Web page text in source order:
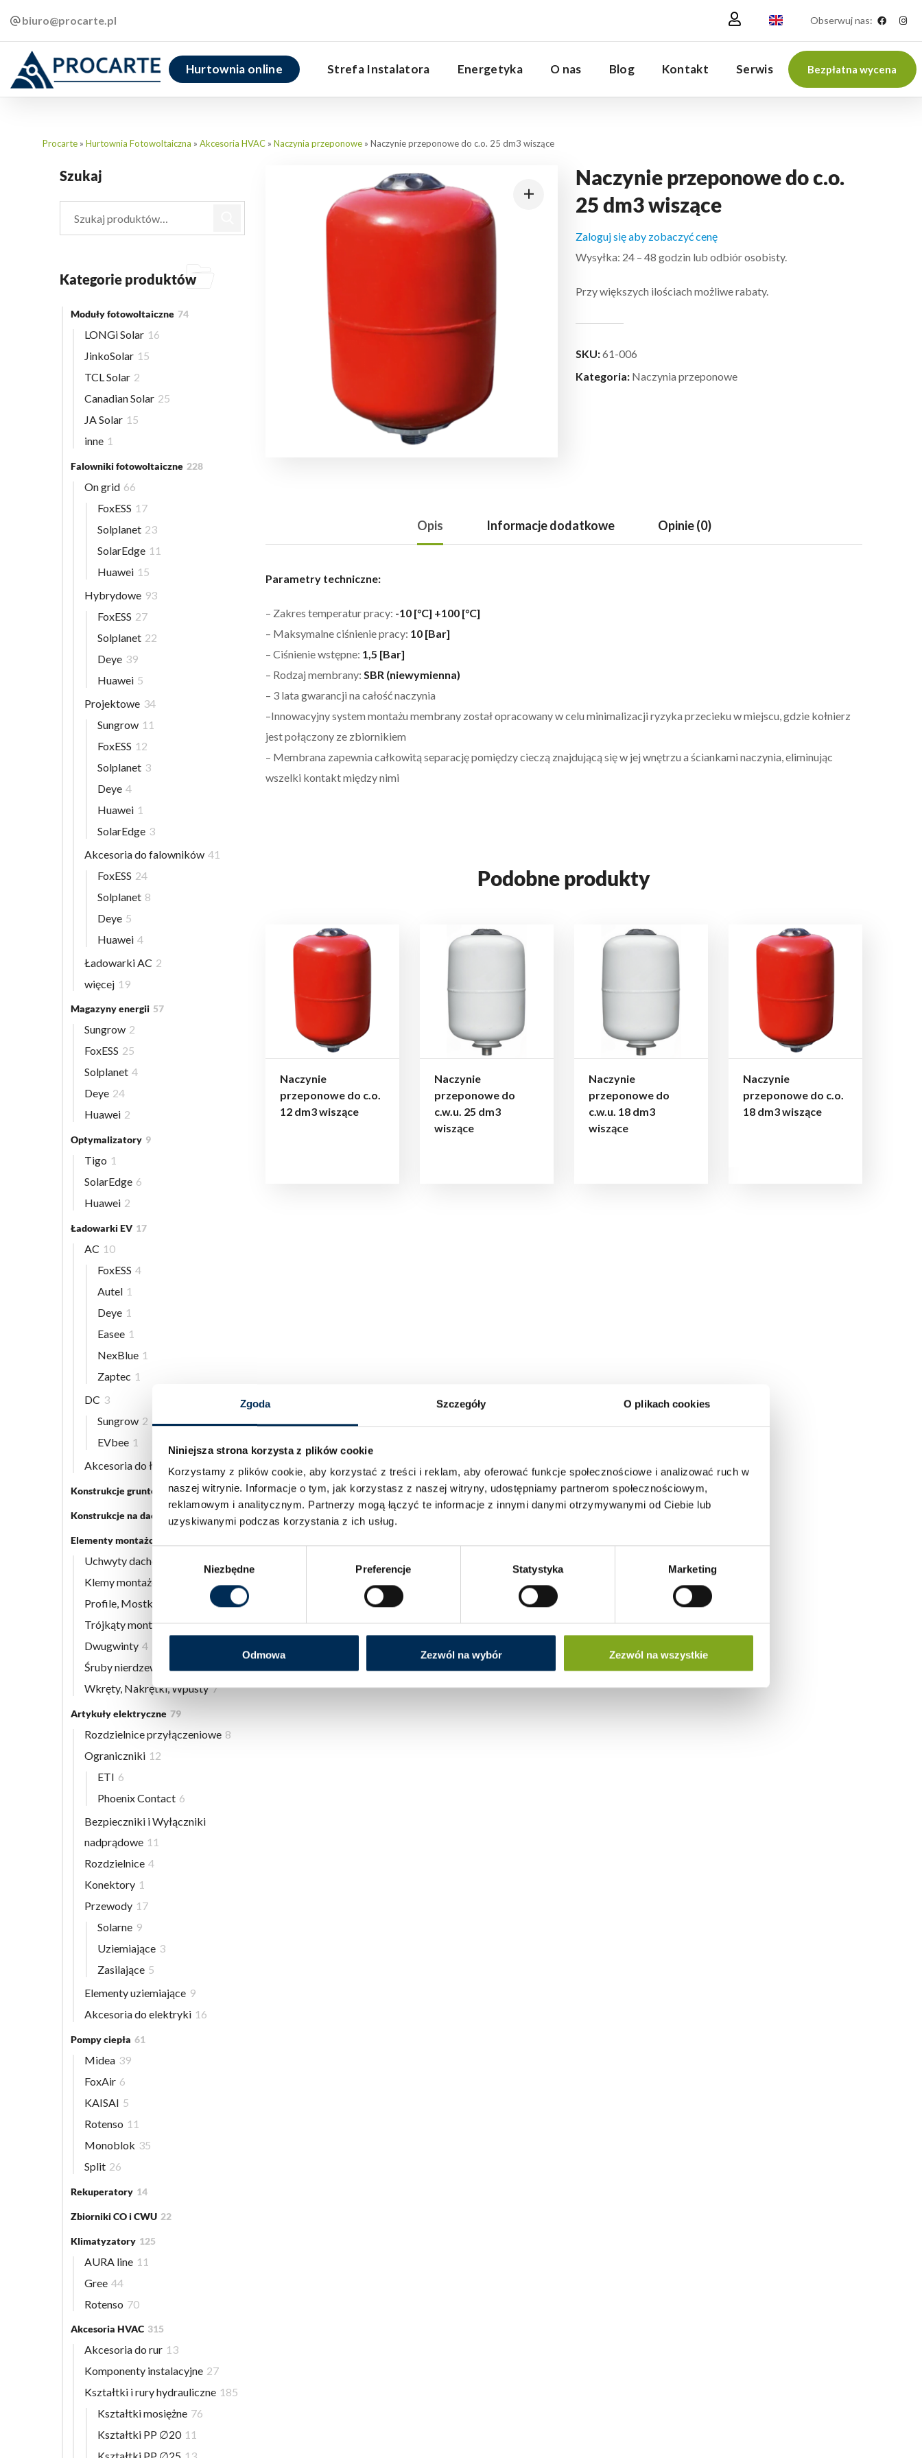
Zgoda Szczegóły O plikach cookies
Niniejsza strona korzysta z plików cookie
Korzystamy z plików cookie, aby korzystać z treści i reklam, aby oferować funkcje społecznościowe i analizować ruch w
naszej witrynie. Informacje o tym, jak korzystasz z naszej witryny, udostępniamy partnerom społecznościowym,
reklamowym i analitycznym. Partnerzy mogą łączyć te informacje z innymi danymi otrzymywanymi od Ciebie lub
uzyskiwanymi podczas korzystania z ich usług.
Niezbędne Preferencje Statystyka Marketing
Odmowa Zezwól na wybór Zezwól na wszystkie
biuro@procarte.pl Obserwuj nas:
Hurtownia online Strefa Instalatora Energetyka O nas Blog Kontakt Serwis Bezpłatna wycena
Procarte » Hurtownia Fotowoltaiczna » Akcesoria HVAC » Naczynia przeponowe » Naczynie przeponowe do c.o. 25 dm3 wiszące
Naczynie przeponowe do c.o.
25 dm3 wiszące
Zaloguj się aby zobaczyć cenę
Wysyłka: 24 – 48 godzin lub odbiór osobisty.
Przy większych ilościach możliwe rabaty.
SKU:61-006
Kategoria: Naczynia przeponowe
Opis Informacje dodatkowe Opinie (0)
Parametry techniczne:
– Zakres temperatur pracy: -10 [°C] +100 [°C]
– Maksymalne ciśnienie pracy: 10 [Bar]
– Ciśnienie wstępne: 1,5 [Bar]
– Rodzaj membrany: SBR (niewymienna)
– 3 lata gwarancji na całość naczynia
–Innowacyjny system montażu membrany został opracowany w celu minimalizacji ryzyka przecieku w miejscu, gdzie kołnierz
jest połączony ze zbiornikiem
– Membrana zapewnia całkowitą separację pomiędzy cieczą znajdującą się w jej wnętrzu a ściankami naczynia, eliminując
wszelki kontakt między nimi
Podobne produkty
Naczynie
przeponowe do c.o.
12 dm3 wiszące
Naczynie
przeponowe do
c.w.u. 25 dm3
wiszące
Naczynie
przeponowe do
c.w.u. 18 dm3
wiszące
Naczynie
przeponowe do c.o.
18 dm3 wiszące
Szukaj
Kategorie produktów
Moduły fotowoltaiczne 74
LONGi Solar 16
JinkoSolar 15
TCL Solar 2
Canadian Solar 25
JA Solar 15
inne 1
Falowniki fotowoltaiczne 228
On grid 66
FoxESS 17
Solplanet 23
SolarEdge 11
Huawei 15
Hybrydowe 93
FoxESS 27
Solplanet 22
Deye 39
Huawei 5
Projektowe 34
Sungrow 11
FoxESS 12
Solplanet 3
Deye 4
Huawei 1
SolarEdge 3
Akcesoria do falowników 41
FoxESS 24
Solplanet 8
Deye 5
Huawei 4
Ładowarki AC 2
więcej 19
Magazyny energii 57
Sungrow 2
FoxESS 25
Solplanet 4
Deye 24
Huawei 2
Optymalizatory 9
Tigo 1
SolarEdge 6
Huawei 2
Ładowarki EV 17
AC 10
FoxESS 4
Autel 1
Deye 1
Easee 1
NexBlue 1
Zaptec 1
DC 3
Sungrow 2
EVbee 1
Akcesoria do ładowarek EV
Konstrukcje gruntowe 5
Konstrukcje na dach płaski 3
Elementy montażowe
Uchwyty dachowe
Klemy montażowe
Profile, Mostki
Trójkąty montażowe 3
Dwugwinty 4
Śruby nierdzewne
Wkręty, Nakrętki, Wpusty 7
Artykuły elektryczne 79
Rozdzielnice przyłączeniowe 8
Ograniczniki 12
ETI 6
Phoenix Contact 6
Bezpieczniki i Wyłączniki
nadprądowe 11
Rozdzielnice 4
Konektory 1
Przewody 17
Solarne 9
Uziemiające 3
Zasilające 5
Elementy uziemiające 9
Akcesoria do elektryki 16
Pompy ciepła 61
Midea 39
FoxAir 6
KAISAI 5
Rotenso 11
Monoblok 35
Split 26
Rekuperatory 14
Zbiorniki CO i CWU 22
Klimatyzatory 125
AURA line 11
Gree 44
Rotenso 70
Akcesoria HVAC 315
Akcesoria do rur 13
Komponenty instalacyjne 27
Kształtki i rury hydrauliczne 185
Kształtki mosiężne 76
Kształtki PP ∅20 11